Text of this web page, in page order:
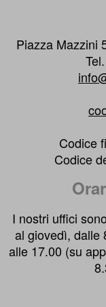
Piazza Mazzini
Codice
Codice
I nostri uffici
al giovedì, dalle
alle 17.00 (su